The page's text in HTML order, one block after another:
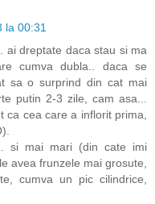
la 00:31
ai dreptate daca stau si ma
cumva dubla.. daca se
sa o surprind din cat mai
putin 2-3 zile, cam asa...
ca cea care a inflorit prima,
si mai mari (din cate imi
avea frunzele mai grosute,
cumva un pic cilindrice,